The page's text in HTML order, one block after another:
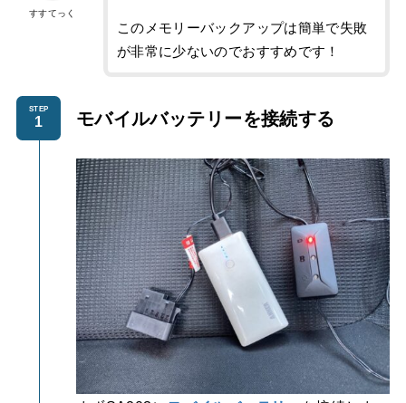
すすてっく
このメモリーバックアップは簡単で失敗
が非常に少ないのでおすすめです！
STEP モバイルバッテリーを接続する